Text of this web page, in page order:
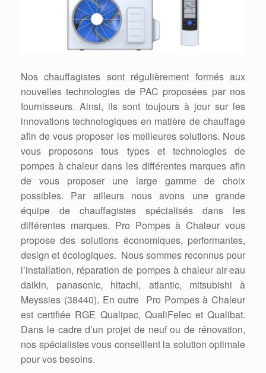
Nos chauffagistes sont régulièrement formés aux
nouvelles technologies de PAC proposées par nos
fournisseurs. Ainsi, ils sont toujours à jour sur les
innovations technologiques en matière de chauffage
afin de vous proposer les meilleures solutions. Nous
vous proposons tous types et technologies de
pompes à chaleur dans les différentes marques afin
de vous proposer une large gamme de choix
possibles. Par ailleurs nous avons une grande
équipe de chauffagistes spécialisés dans les
différentes marques. Pro Pompes à Chaleur vous
propose des solutions économiques, performantes,
design et écologiques. Nous sommes reconnus pour
l’installation, réparation de pompes à chaleur air-eau
daikin, panasonic, hitachi, atlantic, mitsubishi à
Meyssies (38440). En outre Pro Pompes à Chaleur
est certifiée RGE Qualipac, QualiFelec et Qualibat.
Dans le cadre d’un projet de neuf ou de rénovation,
nos spécialistes vous conseillent la solution optimale
pour vos besoins.